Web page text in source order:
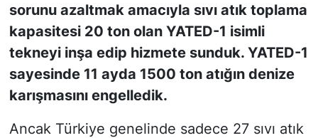
sorunu azaltmak amacıyla sıvı atık toplama
kapasitesi 20 ton olan YATED-1 isimli
tekneyi inşa edip hizmete sunduk. YATED-1
sayesinde 11 ayda 1500 ton atığın denize
karışmasını engelledik.
Ancak Türkiye genelinde sadece 27 sıvı atık
KONGRE TAKVİMİ
RÖPORTAJLAR
BİYOGRAFİLER